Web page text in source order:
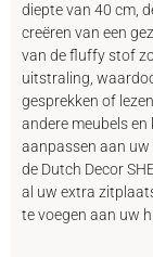
diepte van 40 cm,
creëren van een
van de fluffy stof
uitstraling,
gesprekken of
andere meubels
aanpassen aan uw
de Dutch Decor
al uw extra
te voegen aan uw